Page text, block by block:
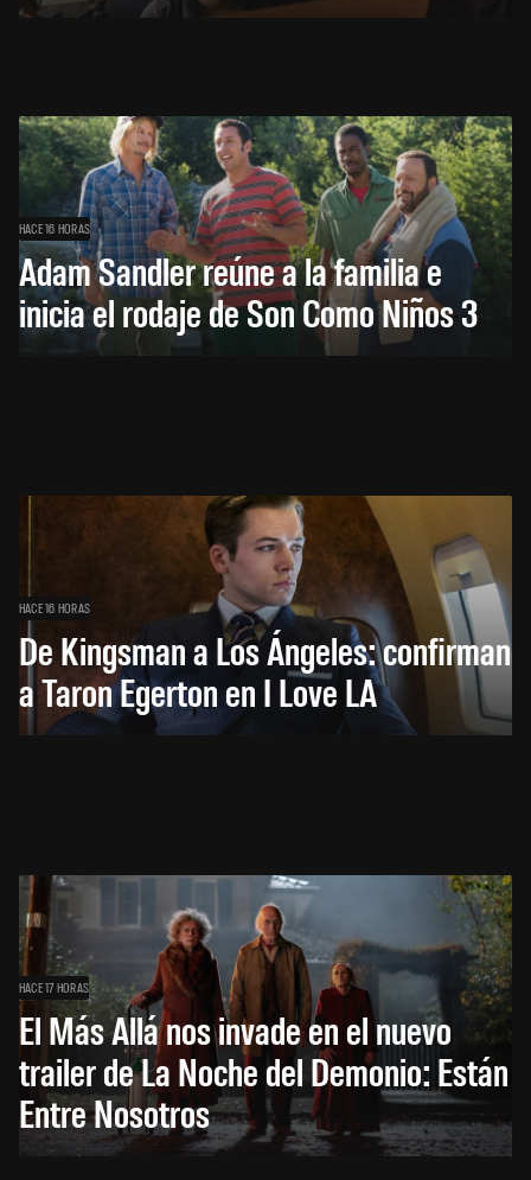
HACE 16 HORAS
Adam Sandler reúne a la familia e
inicia el rodaje de Son Como Niños 3
HACE 16 HORAS
De Kingsman a Los Ángeles: confirman
a Taron Egerton en I Love LA
HACE 17 HORAS
El Más Allá nos invade en el nuevo
trailer de La Noche del Demonio: Están
Entre Nosotros